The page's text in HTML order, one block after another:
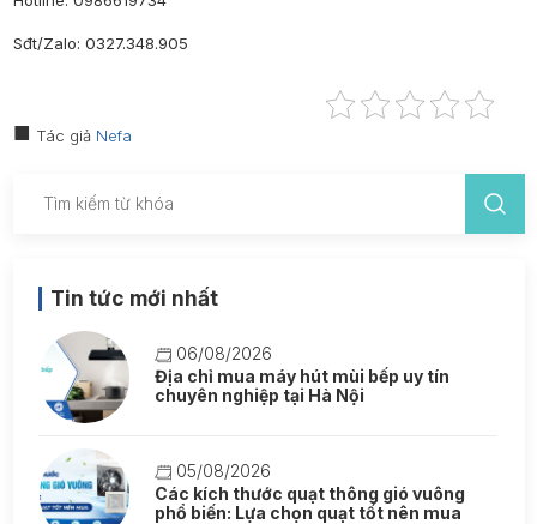
Sđt/Zalo: 0327.348.905
Tác giả Nefa
Tin tức mới nhất
06/08/2026
Địa chỉ mua máy hút mùi bếp uy tín
chuyên nghiệp tại Hà Nội
05/08/2026
Các kích thước quạt thông gió vuông
phổ biến: Lựa chọn quạt tốt nên mua